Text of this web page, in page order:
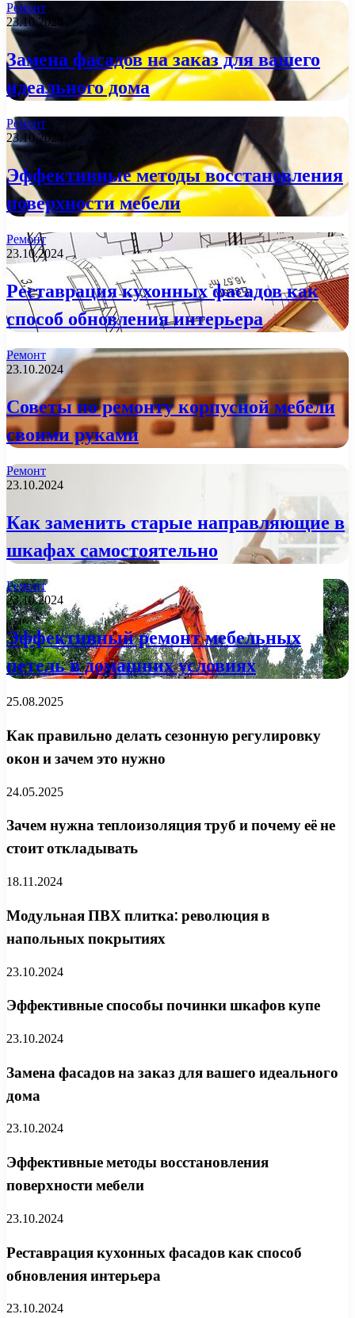
Ремонт
23.10.2024
Замена фасадов на заказ для вашего
идеального дома
Ремонт
23.10.2024
Эффективные методы восстановления
поверхности мебели
Ремонт
23.10.2024
Реставрация кухонных фасадов как
способ обновления интерьера
Ремонт
23.10.2024
Советы по ремонту корпусной мебели
своими руками
Ремонт
23.10.2024
Как заменить старые направляющие в
шкафах самостоятельно
Ремонт
23.10.2024
Эффективный ремонт мебельных
петель в домашних условиях
25.08.2025
Как правильно делать сезонную регулировку
окон и зачем это нужно
24.05.2025
Зачем нужна теплоизоляция труб и почему её не
стоит откладывать
18.11.2024
Модульная ПВХ плитка: революция в
напольных покрытиях
23.10.2024
Эффективные способы починки шкафов купе
23.10.2024
Замена фасадов на заказ для вашего идеального
дома
23.10.2024
Эффективные методы восстановления
поверхности мебели
23.10.2024
Реставрация кухонных фасадов как способ
обновления интерьера
23.10.2024